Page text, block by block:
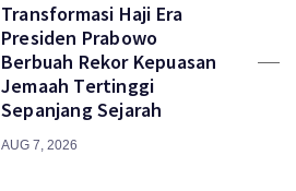
Transformasi Haji Era
Presiden Prabowo
Berbuah Rekor Kepuasan
Jemaah Tertinggi
Sepanjang Sejarah
AUG 7, 2026